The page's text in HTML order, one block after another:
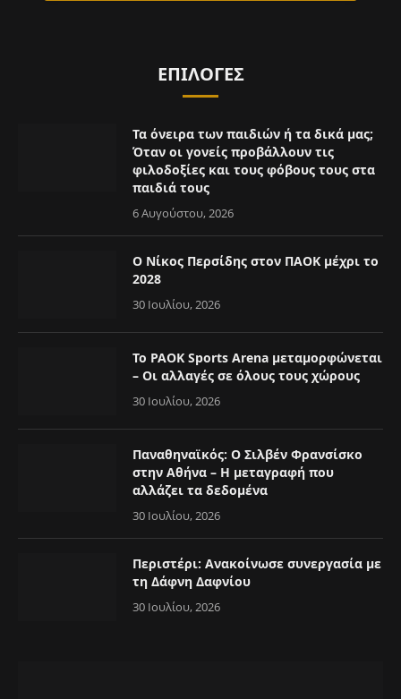
ΕΠΙΛΟΓΈΣ
Τα όνειρα των παιδιών ή τα δικά μας;
Όταν οι γονείς προβάλλουν τις
φιλοδοξίες και τους φόβους τους στα
παιδιά τους
6 Αυγούστου, 2026
Ο Νίκος Περσίδης στον ΠΑΟΚ μέχρι το
2028
30 Ιουλίου, 2026
Το PAOK Sports Arena μεταμορφώνεται
– Οι αλλαγές σε όλους τους χώρους
30 Ιουλίου, 2026
Παναθηναϊκός: Ο Σιλβέν Φρανσίσκο
στην Αθήνα – Η μεταγραφή που
αλλάζει τα δεδομένα
30 Ιουλίου, 2026
Περιστέρι: Ανακοίνωσε συνεργασία με
τη Δάφνη Δαφνίου
30 Ιουλίου, 2026